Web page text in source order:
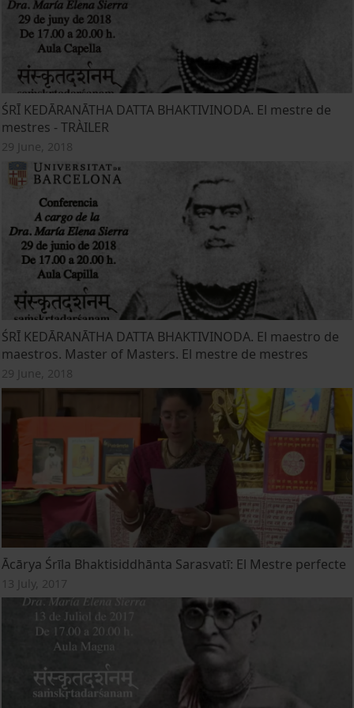
ŚRĪ KEDĀRANĀTHA DATTA BHAKTIVINODA. El mestre de
mestres - TRÀILER
29 June, 2018
ŚRĪ KEDĀRANĀTHA DATTA BHAKTIVINODA. El maestro de
maestros. Master of Masters. El mestre de mestres
29 June, 2018
Ācārya Śrīla Bhaktisiddhānta Sarasvatī: El Mestre perfecte
13 July, 2017